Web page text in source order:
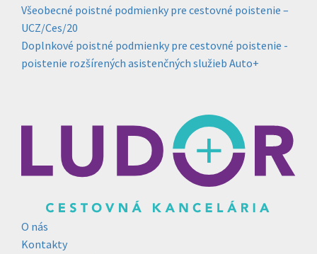
Všeobecné poistné podmienky pre cestovné poistenie –
UCZ/Ces/20
Doplnkové poistné podmienky pre cestovné poistenie -
poistenie rozšírených asistenčných služieb Auto+
O nás
Kontakty